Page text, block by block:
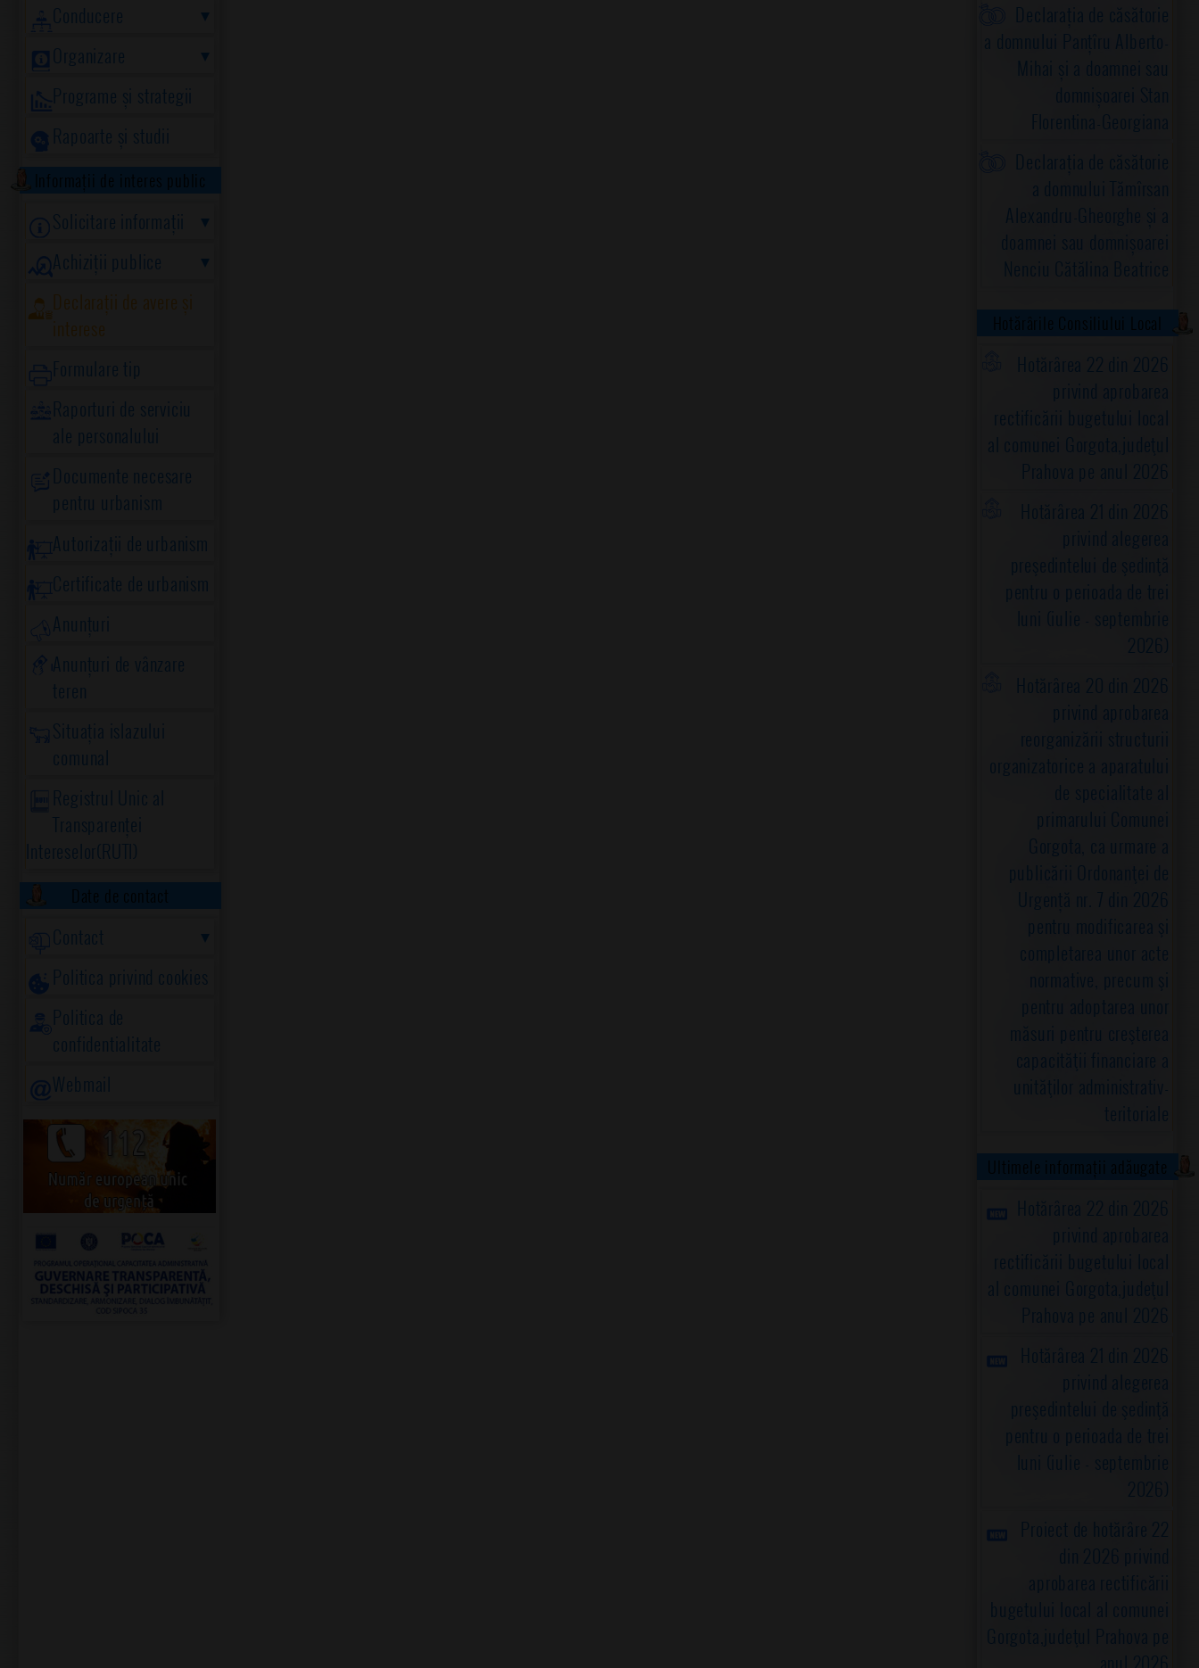
Conducere
Organizare
Programe și strategii
Rapoarte și studii
Informații de interes public
Solicitare informații
Achiziții publice
Declarații de avere și
interese
Formulare tip
Raporturi de serviciu
ale personalului
Documente necesare
pentru urbanism
Autorizații de urbanism
Certificate de urbanism
Anunțuri
Anunțuri de vânzare
teren
Situația islazului
comunal
Registrul Unic al
Transparenței
Intereselor(RUTI)
Date de contact
Contact
Politica privind cookies
Politica de
confidentialitate
Webmail
Declarația de căsătorie
a domnului Panțîru Alberto-
Mihai și a doamnei sau
domnișoarei Stan
Florentina-Georgiana
Declarația de căsătorie
a domnului Tămîrsan
Alexandru-Gheorghe și a
doamnei sau domnișoarei
Nenciu Cătălina Beatrice
Hotărârile Consiliului Local
Hotărârea 22 din 2026
privind aprobarea
rectificării bugetului local
al comunei Gorgota,judeţul
Prahova pe anul 2026
Hotărârea 21 din 2026
privind alegerea
preşedintelui de şedinţă
pentru o perioada de trei
luni (iulie - septembrie
2026)
Hotărârea 20 din 2026
privind aprobarea
reorganizării structurii
organizatorice a aparatului
de specialitate al
primarului Comunei
Gorgota, ca urmare a
publicării Ordonanţei de
Urgență nr. 7 din 2026
pentru modificarea şi
completarea unor acte
normative, precum şi
pentru adoptarea unor
măsuri pentru creşterea
capacităţii financiare a
unităţilor administrativ-
teritoriale
Ultimele informații adăugate
Hotărârea 22 din 2026
privind aprobarea
rectificării bugetului local
al comunei Gorgota,judeţul
Prahova pe anul 2026
Hotărârea 21 din 2026
privind alegerea
preşedintelui de şedinţă
pentru o perioada de trei
luni (iulie - septembrie
2026)
Proiect de hotărâre 22
din 2026 privind
aprobarea rectificării
bugetului local al comunei
Gorgota,judeţul Prahova pe
anul 2026